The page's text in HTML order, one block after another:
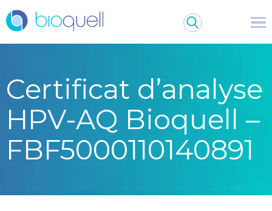
Certificat d’analyse
HPV-AQ Bioquell –
FBF5000110140891